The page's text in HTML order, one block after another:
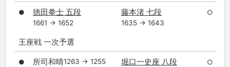
● 徳田拳士 五段
1661 → 1652
藤本渚 七段
1635 → 1643
○
王座戦 一次予選
● 所司和晴1263 → 1255 堀口一史座 八段 ○